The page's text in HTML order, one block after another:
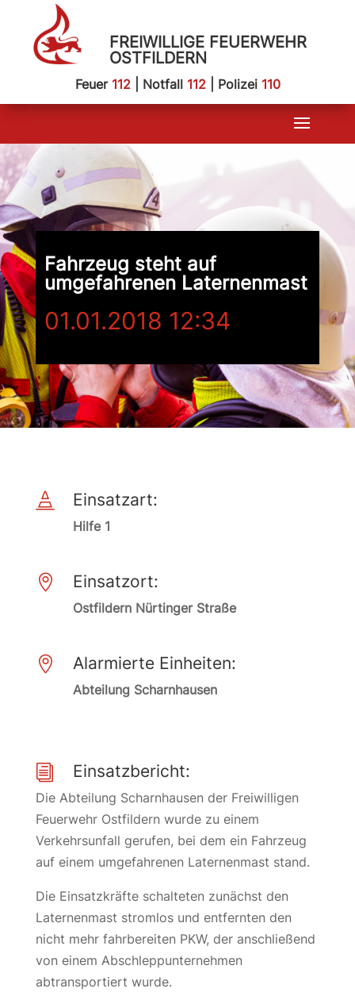
FREIWILLIGE FEUERWEHR
OSTFILDERN
Feuer 112| Notfall 112| Polizei 110
Fahrzeug steht auf
umgefahrenen Laternenmast
01.01.2018 12:34
 Einsatzart:
Hilfe 1
 Einsatzort:
Ostfildern Nürtinger Straße
 Alarmierte Einheiten:
Abteilung Scharnhausen
i Einsatzbericht:
Die Abteilung Scharnhausen der Freiwilligen
Feuerwehr Ostfildern wurde zu einem
Verkehrsunfall gerufen, bei dem ein Fahrzeug
auf einem umgefahrenen Laternenmast stand.
Die Einsatzkräfte schalteten zunächst den
Laternenmast stromlos und entfernten den
nicht mehr fahrbereiten PKW, der anschließend
von einem Abschleppunternehmen
abtransportiert wurde.